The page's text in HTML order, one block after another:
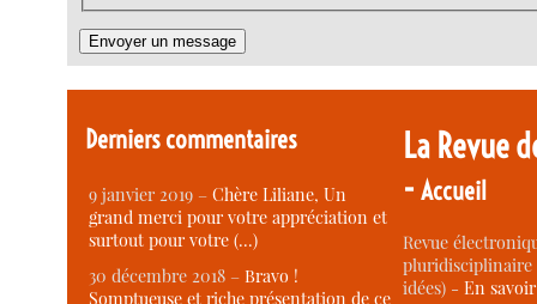
Derniers commentaires
9 janvier 2019 –Chère Liliane, Un
grand merci pour votre appréciation et
surtout pour votre (…)
30 décembre 2018 –Bravo !
Somptueuse et riche présentation de ce
La Revue
-Accueil
Revue
idées) -En